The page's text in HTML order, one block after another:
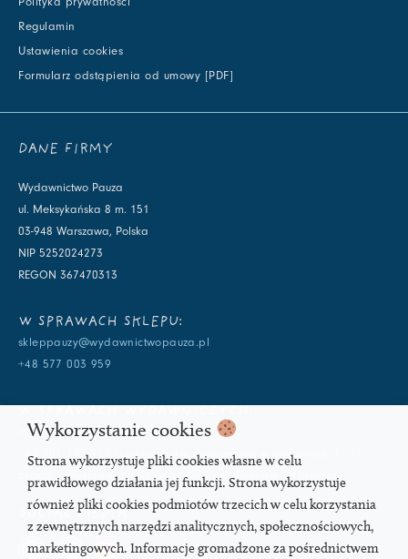
Regulamin
Ustawienia cookies
Formularz odstąpienia od umowy [PDF]
DANE FIRMY
Wydawnictwo Pauza
ul. Meksykańska 8 m. 151
03-948 Warszawa, Polska
NIP 5252024273
REGON 367470313
W SPRAWACH SKLEPU:
skleppauzy@wydawnictwopauza.pl
+48 577 003 959
info@wydawnictwopauza.pl
+48 501 177 119 (czynny w dni powszednie w godzinach 11-15,
proszę o wysłanie wiadomości SMS, gdybym nie odbierała)
SOCIAL MEDIA
Wykorzystanie cookies
Strona wykorzystuje pliki cookies własne w celu
prawidłowego działania jej funkcji. Strona wykorzystuje
również pliki cookies podmiotów trzecich w celu korzystania
z zewnętrznych narzędzi analitycznych, społecznościowych,
marketingowych. Informacje gromadzone za pośrednictwem